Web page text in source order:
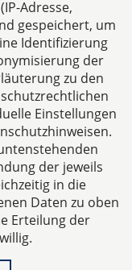
um
und
Adresse,
gespeichert, um
Identifizierung
der
zu den
Einstellungen
der jeweils
in die
Daten zu oben
Erteilung der